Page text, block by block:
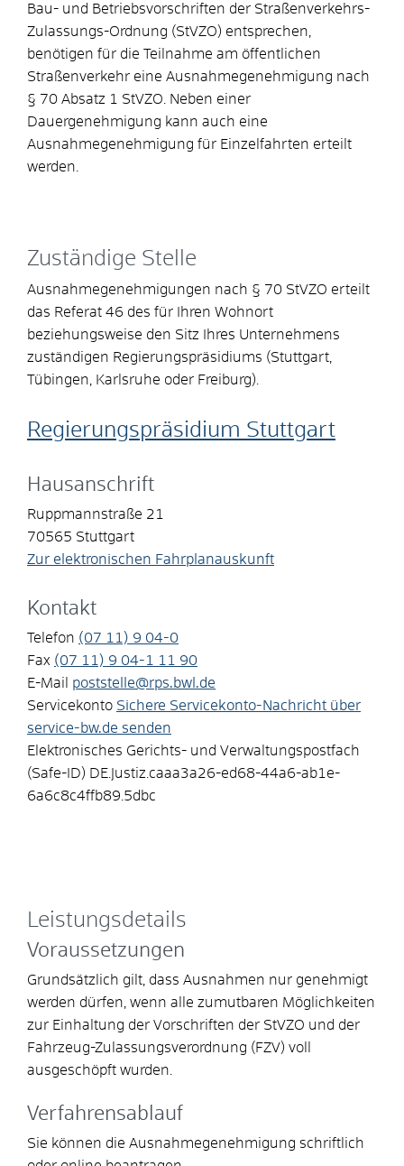
Bau- und Betriebsvorschriften der Straßenverkehrs-
Zulassungs-Ordnung (StVZO) entsprechen,
benötigen für die Teilnahme am öffentlichen
Straßenverkehr eine Ausnahmegenehmigung nach
§ 70 Absatz 1 StVZO. Neben einer
Dauergenehmigung kann auch eine
Ausnahmegenehmigung für Einzelfahrten erteilt
werden.
Zuständige Stelle
Ausnahmegenehmigungen nach § 70 StVZO erteilt
das Referat 46 des für Ihren Wohnort
beziehungsweise den Sitz Ihres Unternehmens
zuständigen Regierungspräsidiums (Stuttgart,
Tübingen, Karlsruhe oder Freiburg).
Regierungspräsidium Stuttgart
Hausanschrift
Ruppmannstraße 21
70565 Stuttgart
Zur elektronischen Fahrplanauskunft
Kontakt
Telefon (07 11) 9 04-0
Fax (07 11) 9 04-1 11
90
E-Mail
poststelle@rps.bwl.de
Servicekonto Sichere Servicekonto-Nachricht über
service-bw.de senden
Elektronisches Gerichts- und Verwaltungspostfach
(Safe-ID) DE.Justiz.caaa3a26-ed68-44a6-ab1e-
6a6c8c4ffb89.5dbc
Leistungsdetails
Voraussetzungen
Grundsätzlich gilt, dass Ausnahmen nur genehmigt
werden dürfen, wenn alle zumutbaren Möglichkeiten
zur Einhaltung der Vorschriften der StVZO und der
Fahrzeug-Zulassungsverordnung (FZV) voll
ausgeschöpft wurden.
Verfahrensablauf
Sie können die Ausnahmegenehmigung schriftlich